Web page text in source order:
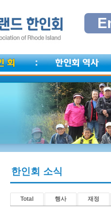
한인회 소식
Total 행사 재정